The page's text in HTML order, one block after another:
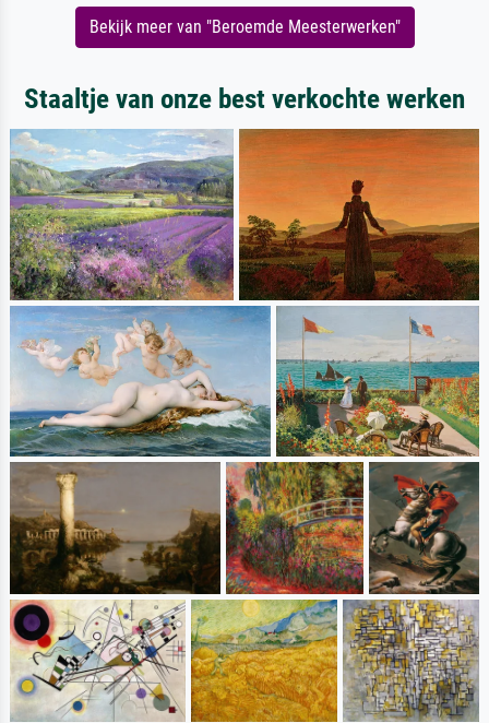
Bekijk meer van "Beroemde Meesterwerken"
Staaltje van onze best verkochte werken